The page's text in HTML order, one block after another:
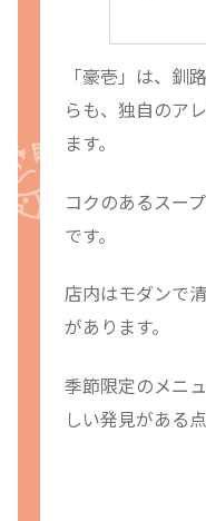
「豪壱」は、釧
らも、独自のア
ます。
コクのあるスー
です。
店内はモダンで
があります。
季節限定のメニ
しい発見がある